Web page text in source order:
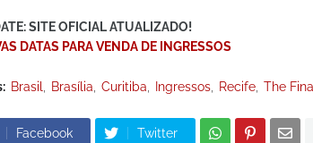
SITE OFICIAL ATUALIZADO!
DATAS PARA VENDA DE INGRESSOS
Brasil Brasília Curitiba Ingressos Recife The
Facebook Twitter